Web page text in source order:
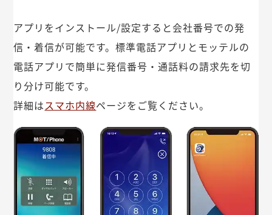
アプリをインストール/設定すると会社番号での発
信・着信が可能です。標準電話アプリとモッテルの
電話アプリで簡単に発信番号・通話料の請求先を切
り分け可能です。
詳細はスマホ内線ページをご覧ください。